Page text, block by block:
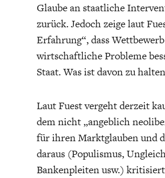
ENERGIE &
Glaube an staatliche
zurück. Jedoch zeige laut
Erfahrung“, dass Wettbewerb
wirtschaftliche Probleme
Staat. Was ist davon zu
Laut Fuest vergeht derzeit
dem nicht „angeblich
für ihren Marktglauben und
daraus (Populismus,
Bankenpleiten usw.)